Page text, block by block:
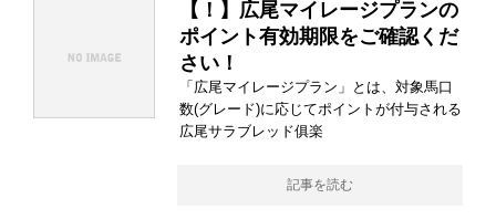
【！】広尾マイレージプランの
ポイント有効期限をご確認くだ
さい！
「広尾マイレージプラン」とは、対象馬口
数(グレード)に応じてポイントが付与される
広尾サラブレッド俱楽
記事を読む